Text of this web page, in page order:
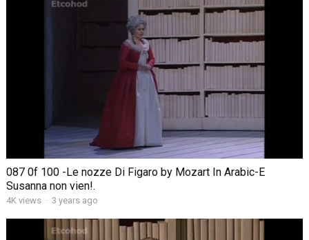
087 0f 100 -Le nozze Di Figaro by Mozart In Arabic-E
Susanna non vien!.
4K views · 3 years ago